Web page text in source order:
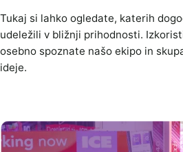
Tukaj si lahko ogledate, katerih
udeležili v bližnji prihodnosti.
osebno spoznate našo ekipo in
ideje.